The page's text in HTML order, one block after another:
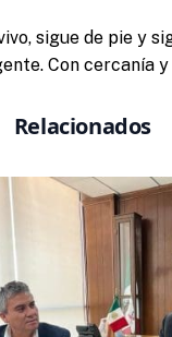
sigue de pie y
Con cercanía
Relacionados